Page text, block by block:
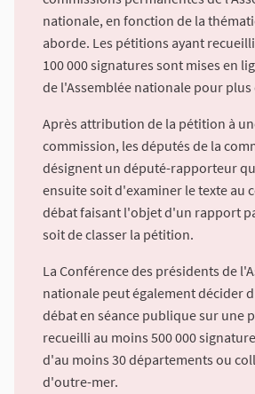
nationale, en fonction de la
aborde. Les pétitions ayant
100 000 signatures sont mises en
de l'Assemblée nationale pour
Après attribution de la pétition à
commission, les députés de la
désignent un député-rapporteur
ensuite soit d'examiner le texte au
débat faisant l'objet d'un rapport
soit de classer la pétition.
La Conférence des présidents de
nationale peut également décider
débat en séance publique sur une
recueilli au moins 500 000
d'au moins 30 départements ou
d'outre-mer.